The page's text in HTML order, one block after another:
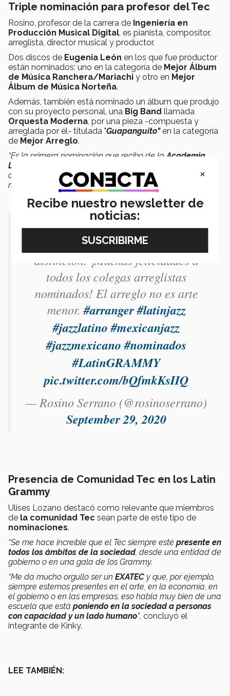
Triple nominación para profesor del Tec
Rosino, profesor de la carrera de Ingeniería en
Producción Musical Digital, es pianista, compositor,
arreglista, director musical y productor.
Dos discos de Eugenia León en los que fue productor
están nominados: uno en la categoría de Mejor Álbum
de Música Ranchera/Mariachi y otro en Mejor
Álbum de Música Norteña.
Además, también está nominado un álbum que produjo
con su proyecto personal, una Big Band llamada
Orquesta Moderna, por una pieza -compuesta y
arreglada por él- titulada "Guapanguito"en la categoría
de Mejor Arreglo.
“Es la primera nominación que recibo de la Academia
Latina
agradecido; también desde luego que con las
nominaciones de Eugenia (León)”, comentó.
Muy agradecido con LARAS
@LatinGRAMMYspor esta
distinción. ¡Muchas felicidades a
todos los colegas arreglistas
nominados! El arreglo no es arte
menor.#arranger#latinjazz
#jazzlatino #mexicanjazz
#jazzmexicano #nominados
#LatinGRAMMY
pic.twitter.com/bQfmkKsIIQ
— Rosino Serrano (@rosinoserrano)
September 29, 2020
Presencia de Comunidad Tec en los Latin
Grammy
Ulises Lozano destacó como relevante que miembros
de la comunidad Tec sean parte de este tipo de
nominaciones.
“Se me hace increíble que el Tec siempre esté presente en
todos los ámbitos de la sociedad, desde una entidad de
gobierno o en una gala de los Grammy.
“Me da mucho orgullo ser un EXATEC y que, por ejemplo,
siempre estemos presentes en el arte, en la economía, en
el gobierno o en las empresas, eso habla muy bien de una
escuela que está poniendo en la sociedad a personas
con capacidad y un lado humano”, concluyó el
integrante de Kinky.
LEE TAMBIÉN:
×
Recibe nuestro newsletter de
noticias: